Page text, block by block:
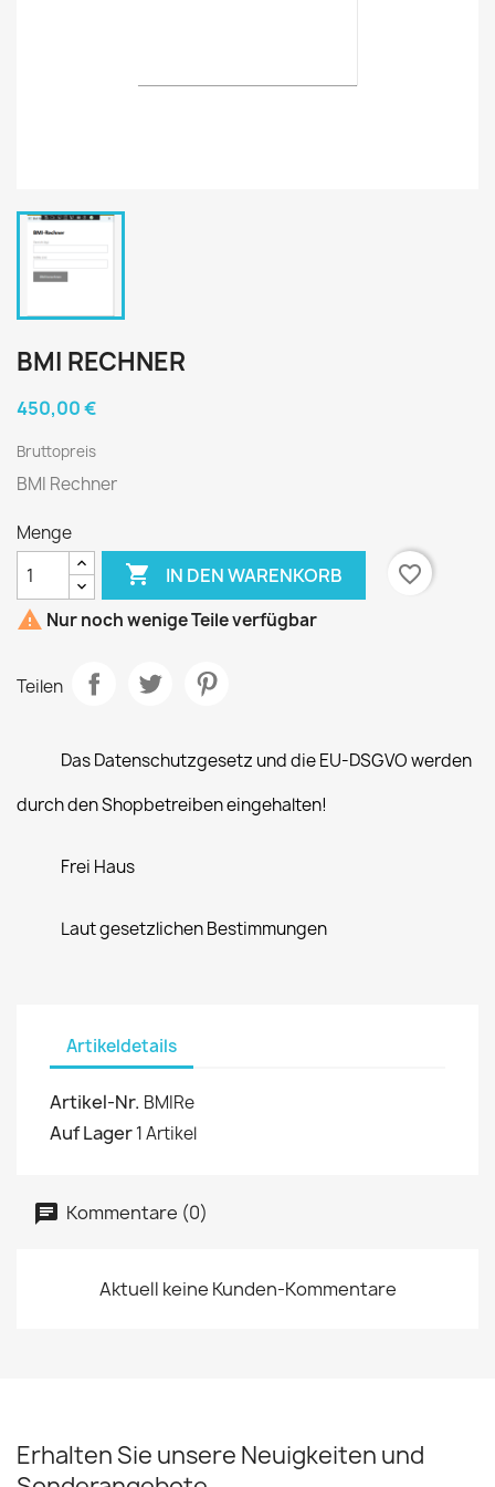
BMI RECHNER
450,00 €
Bruttopreis
BMI Rechner
Menge
 IN DEN WARENKORB
favorite_border
 Nur noch wenige Teile verfügbar
Teilen
Das Datenschutzgesetz und die EU-DSGVO werden
durch den Shopbetreiben eingehalten!
Frei Haus
Laut gesetzlichen Bestimmungen
Artikeldetails
Artikel-Nr. BMIRe
Auf Lager1 Artikel
Kommentare (0)
Aktuell keine Kunden-Kommentare
Erhalten Sie unsere Neuigkeiten und